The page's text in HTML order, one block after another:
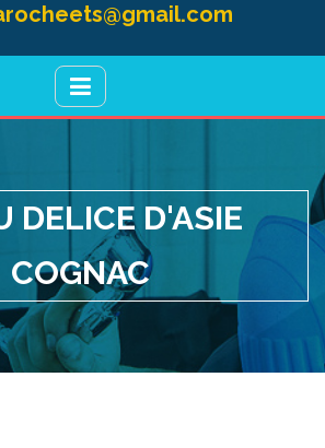
DELICE D'ASIE
COGNAC